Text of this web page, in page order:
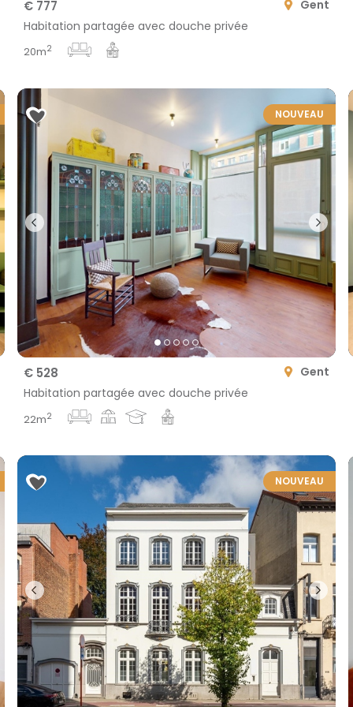
€ 777
Gent
Habitation partagée avec douche privée
20m2
NOUVEAU
€ 528
Gent
Habitation partagée avec douche privée
22m2
NOUVEAU